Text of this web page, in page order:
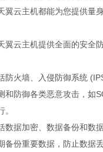
翼云主机都能为您提供量
翼云主机提供全面的安全
防火墙、入侵防御系统
和防御各类恶意攻击，
数据加密、数据备份和数
备份重要数据，防止数据